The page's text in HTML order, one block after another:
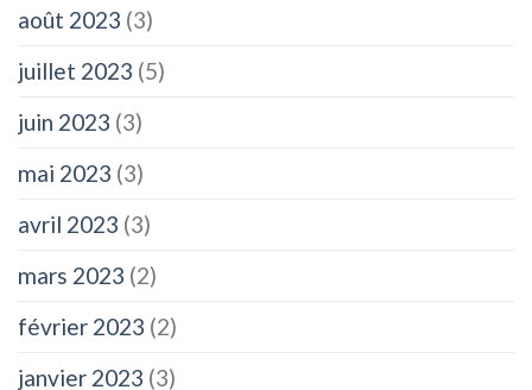
août 2023 (3)
juillet 2023 (5)
juin 2023 (3)
mai 2023 (3)
avril 2023 (3)
mars 2023 (2)
février 2023 (2)
janvier 2023 (3)